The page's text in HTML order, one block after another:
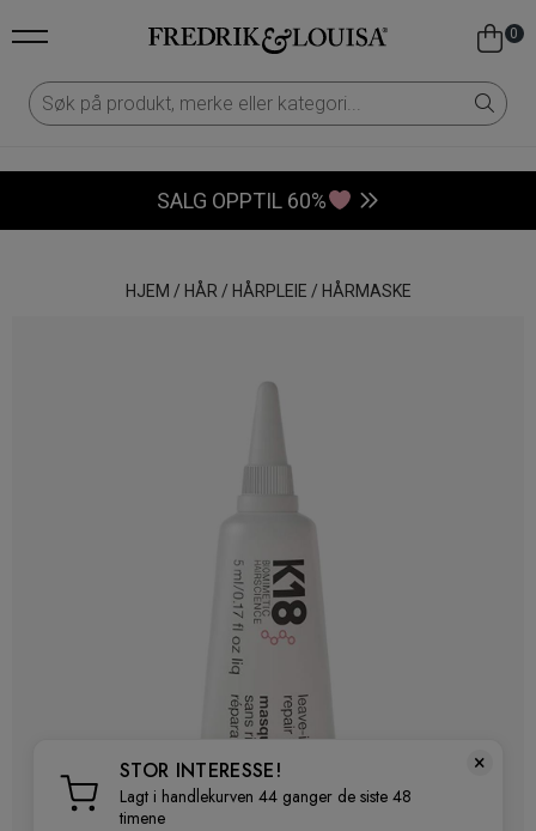
0
SALG OPPTIL 60%
HJEM / HÅR / HÅRPLEIE / HÅRMASKE
STOR INTERESSE!
Lagt i handlekurven 44 ganger de siste 48
timene
×